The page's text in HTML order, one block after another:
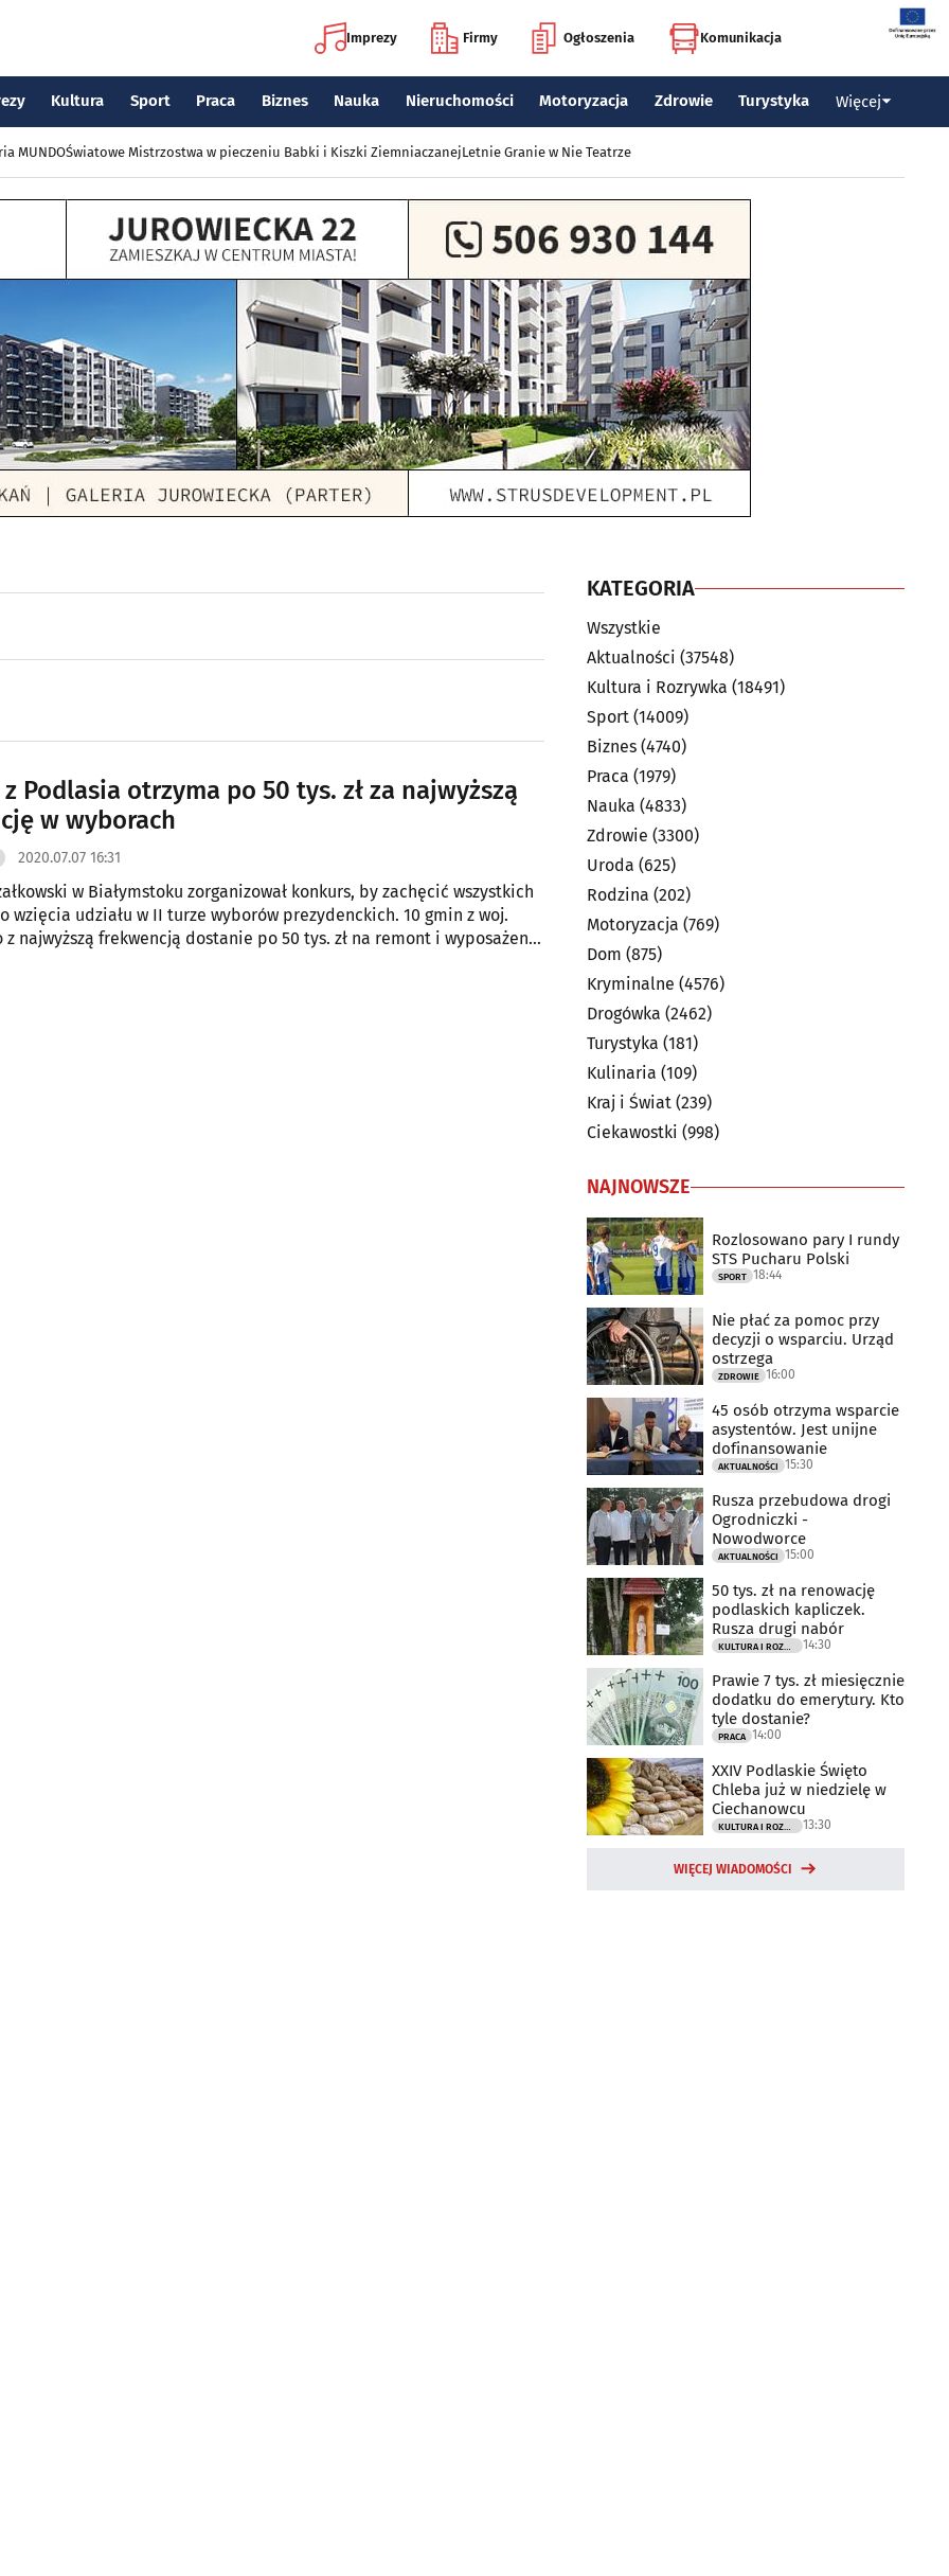
Imprezy Firmy Ogłoszenia Komunikacja
Kultura Sport Praca Biznes Nauka Nieruchomości Motoryzacja Zdrowie Turystyka Więcej
MUNDOŚwiatowe Mistrzostwa w pieczeniu Babki i Kiszki ZiemniaczanejLetnie Granie w Nie Teatrze
Podlasia otrzyma po 50 tys. zł za najwyższą
w wyborach
2020.07.07 16:31
w Białymstoku zorganizował konkurs, by zachęcić wszystkich
wzięcia udziału w II turze wyborów prezydenckich. 10 gmin z woj.
najwyższą frekwencją dostanie po 50 tys. zł na remont i wyposażenie
KATEGORIA
Wszystkie
Aktualności (37548)
Kultura i Rozrywka (18491)
Sport (14009)
Biznes (4740)
Praca (1979)
Nauka (4833)
Zdrowie (3300)
Uroda (625)
Rodzina (202)
Motoryzacja (769)
Dom (875)
Kryminalne (4576)
Drogówka (2462)
Turystyka (181)
Kulinaria (109)
Kraj i Świat (239)
Ciekawostki (998)
NAJNOWSZE
Rozlosowano pary I rundy
STS Pucharu Polski
SPORT 18:44
Nie płać za pomoc przy
decyzji o wsparciu. Urząd
ostrzega
ZDROWIE 16:00
45 osób otrzyma wsparcie
asystentów. Jest unijne
dofinansowanie
AKTUALNOŚCI 15:30
Rusza przebudowa drogi
Ogrodniczki -
Nowodworce
AKTUALNOŚCI 15:00
50 tys. zł na renowację
podlaskich kapliczek.
Rusza drugi nabór
14:30
Prawie 7 tys. zł miesięcznie
dodatku do emerytury. Kto
tyle dostanie?
PRACA 14:00
XXIV Podlaskie Święto
Chleba już w niedzielę w
Ciechanowcu
13:30
WIĘCEJ WIADOMOŚCI